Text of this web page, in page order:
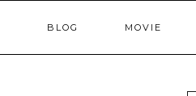
BLOG MOVIE